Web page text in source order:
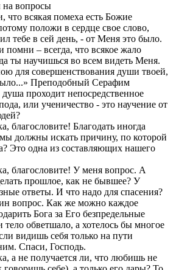
на вопросы
что всякая помеха есть Божие
положи в сердце свое слово,
тебе в сей день, - от Меня это было.
помни – всегда, что всякое жало
ты научишься во всем видеть Меня.
для совершенствования души твоей,
Преподобный Серафим
проходит непосредственное
или ученичество - это научение от
благословите! Благодать иногда
мы должны искать причину, по которой
Это одна из составляющих нашего
благословите! У меня вопрос. А
прошлое, как не бывшее? У
ответы. И что надо для спасения?
вопрос. Как же можно каждое
Бога за Его безпредельные
обветшало, а хотелось бы многое
видишь себя только на пути
Спаси, Господь.
а не получается ли, что любишь не